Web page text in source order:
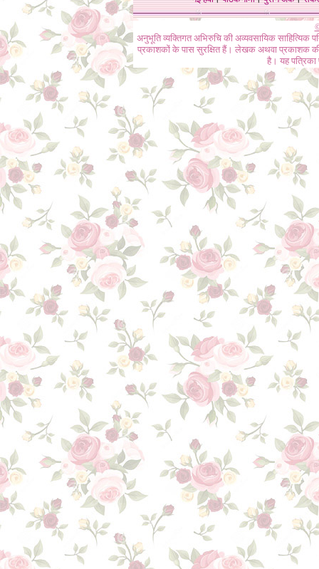
अनुभूति व्यक्तिगत अभिरुचि की अव्यवसायिक
प्रकाशकों के पास सुरक्षित हैं। लेखक अथवा प्रकाशक की
है। यह पत्रिका